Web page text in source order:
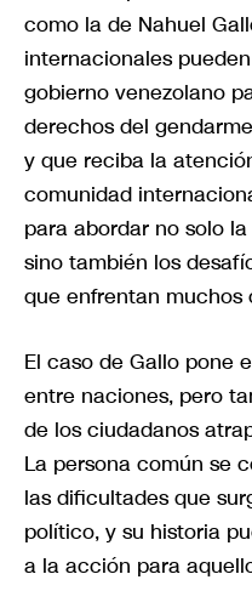
como la de Nahuel
internacionales
gobierno venezolano
derechos del
y que reciba la
comunidad
para abordar no solo
sino también los
que enfrentan muchos
El caso de Gallo pone
entre naciones, pero
de los ciudadanos
La persona común se
las dificultades que
político, y su historia
a la acción para